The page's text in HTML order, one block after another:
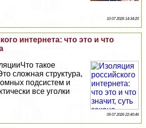
10 07 2026 14:34:20
интернета: что это и что
такое
сложная структура,
подсистем и
все уголки
09 07 2026 22:40:46